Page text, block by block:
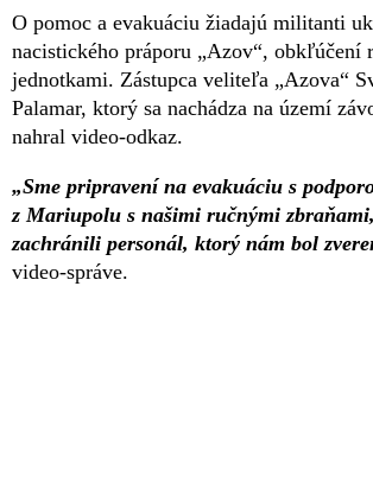
O pomoc a evakuáciu žiadajú militanti
nacistického práporu „Azov“, obkľúčení
jednotkami. Zástupca veliteľa „Azova“
Palamar, ktorý sa nachádza na území
nahral video-odkaz.
„Sme pripravení na evakuáciu s
z Mariupolu s našimi ručnými
zachránili personál, ktorý nám bol
video-správe.